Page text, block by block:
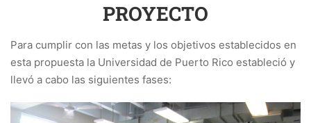
PROYECTO
Para cumplir con las metas y los objetivos establecidos en
esta propuesta la Universidad de Puerto Rico estableció y
llevó a cabo las siguientes fases: